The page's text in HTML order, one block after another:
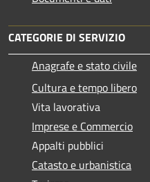
CATEGORIE DI SERVIZIO
Anagrafe e stato civile
Cultura e tempo libero
Vita lavorativa
Imprese e Commercio
Appalti pubblici
Catasto e urbanistica